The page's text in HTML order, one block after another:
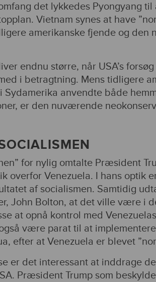
det lykkedes Pyongyang til
Vietnam synes at have
amerikanske fjende og den
endnu større, når USA’s
i betragtning. Mens tidligere
anvendte både
er den nuværende
for nylig omtalte Præsident
overfor Venezuela. I hans optik
af socialismen. Samtidig
John Bolton, at det ville være i
at opnå kontrol med
være parat til at
efter at Venezuela er blevet
er det interessant at inddrage
Præsident Trump som